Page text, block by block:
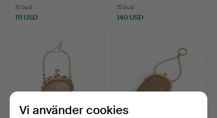
15 bud
111 USD
15 bud
140 USD
Vi använder cookies